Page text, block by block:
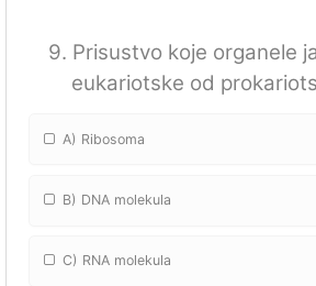
9. Prisustvo koje organele
eukariotske od
A) Ribosoma
B) DNA molekula
C) RNA molekula